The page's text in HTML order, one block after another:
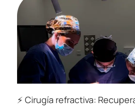
⚡ Cirugía refractiva: